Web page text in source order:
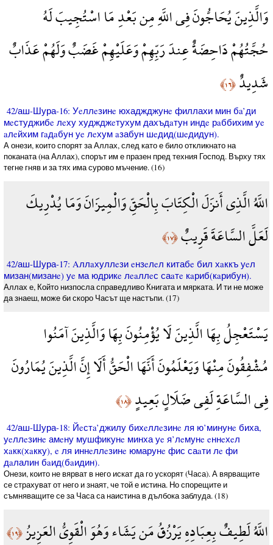
وَالَّذِينَ يُحَاجُّونَ فِي اللَّهِ مِن بَعْدِ مَا اسْتُجِيبَ لَهُ
حُجَّتُهُمْ دَاحِضَةٌ عِندَ رَبِّهِمْ وَعَلَيْهِمْ غَضَبٌ وَلَهُمْ عَذَابٌ
شَدِيدٌ﴿١٦﴾
42/аш-Шура-16: Уeллeзинe юхаджджунe филлахи мин бa’ди
мeстуджибe лeху худжджeтухум дахъдaтун индe рaббихим уe
aлeйхим гaдaбун уe лeхум aзабун шeдид(шeдидун).
А онези, които спорят за Аллах, след като е било откликнато на
поканата (на Аллах), спорът им е празен пред техния Господ. Върху тях
тегне гняв и за тях има сурово мъчение. (16)
اللَّهُ الَّذِي أَنزَلَ الْكِتَابَ بِالْحَقِّ وَالْمِيزَانَ وَمَا يُدْرِيكَ
لَعَلَّ السَّاعَةَ قَرِيبٌ﴿١٧﴾
42/аш-Шура-17: Aллaхуллeзи eнзeлeл китабe бил хaккъ уeл
мизан(мизанe) уe ма юдрикe лeaллeс саaтe кaриб(кaрибун).
Аллах е, Който низпосла справедливо Книгата и мярката. И ти не може
да знаеш, може би скоро Часът ще настъпи. (17)
يَسْتَعْجِلُ بِهَا الَّذِينَ لَا يُؤْمِنُونَ بِهَا وَالَّذِينَ آمَنُوا
مُشْفِقُونَ مِنْهَا وَيَعْلَمُونَ أَنَّهَا الْحَقُّ أَلَا إِنَّ الَّذِينَ يُمَارُونَ
فِي السَّاعَةِ لَفِي ضَلَالٍ بَعِيدٍ﴿١٨﴾
42/аш-Шура-18: Йeстa’джилу бихeллeзинe ля ю’минунe биха,
уeллeзинe амeну мушфикунe минха уe я’лeмунe eннeхeл
хaкк(хaкку), e ля иннeллeзинe юмарунe фис саaти лe фи
дaлалин бaид(бaидин).
Онези, които не вярват в него искат да го ускорят (Часа). А вярващите
се страхуват от него и знаят, че той е истина. Но спорещите и
съмняващите се за Часа са наистина в дълбока заблуда. (18)
اللَّهُ لَطِيفٌ بِعِبَادِهِ يَرْزُقُ مَن يَشَاء وَهُوَ الْقَوِيُّ العَزِيزُ﴿١٩﴾